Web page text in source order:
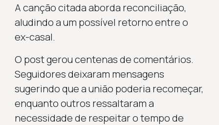
A canção citada aborda reconciliação,
aludindo a um possível retorno entre o
ex-casal.
O post gerou centenas de comentários.
Seguidores deixaram mensagens
sugerindo que a união poderia recomeçar,
enquanto outros ressaltaram a
necessidade de respeitar o tempo de